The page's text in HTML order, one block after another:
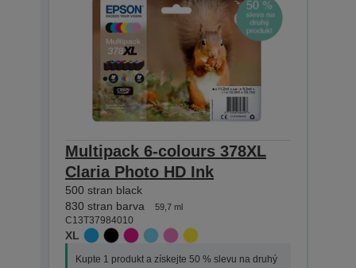
Multipack 6-colours 378XL
Claria Photo HD Ink
500 stran black
830 stran barva
59,7 ml
C13T37984010
XL
Kupte 1 produkt a získejte 50 % slevu na druhý